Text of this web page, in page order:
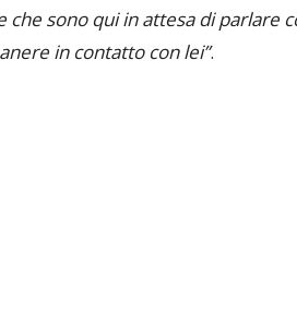
che sono qui in attesa di parlare
in contatto con lei”.